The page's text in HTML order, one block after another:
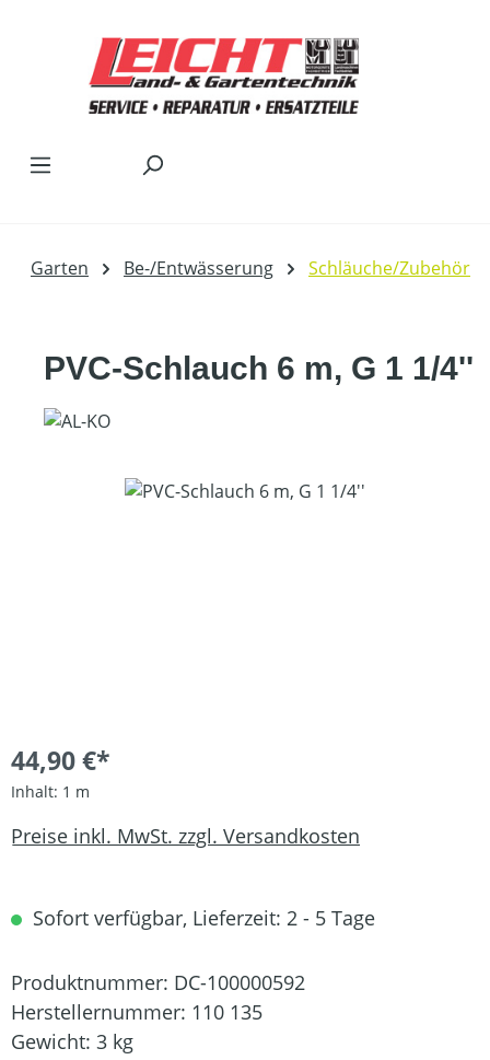
Garten Be-/Entwässerung Schläuche/Zubehör
PVC-Schlauch 6 m, G 1 1/4''
Bildergalerie überspringen
44,90 €*
Inhalt: 1 m
Preise inkl. MwSt. zzgl. Versandkosten
Sofort verfügbar, Lieferzeit: 2 - 5 Tage
Produktnummer: DC-100000592
Herstellernummer: 110 135
Gewicht: 3 kg